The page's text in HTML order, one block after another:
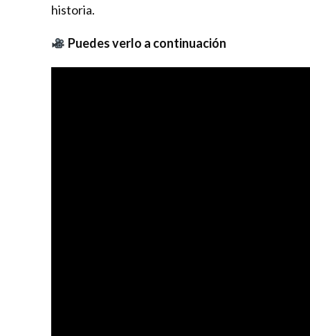
historia.
Puedes verlo a continuación